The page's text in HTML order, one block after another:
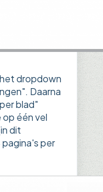
dropdown
Daarna
blad"
één vel
dit
per